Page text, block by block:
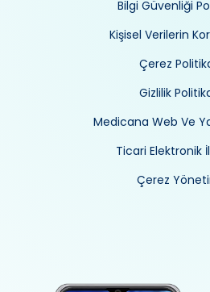
Bilgi Güvenliği
Kişisel Verilerin
Çerez
Gizlilik
Medicana Web Ve
Ticari Elektronik
Çerez